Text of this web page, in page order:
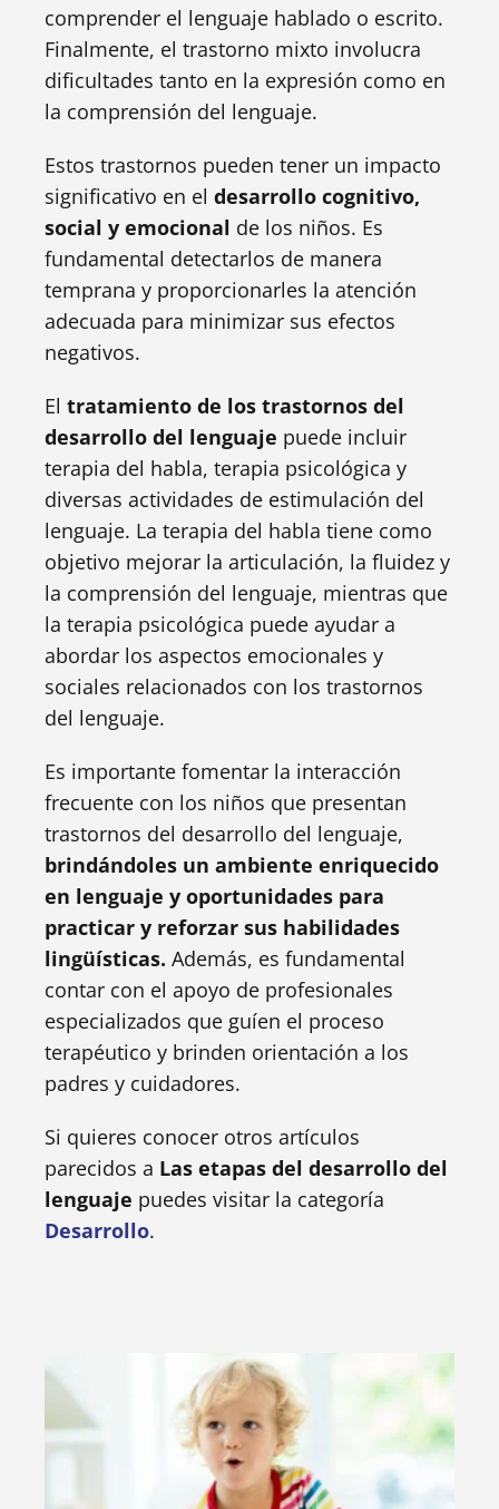
comprender el lenguaje hablado o escrito.
Finalmente, el trastorno mixto involucra
dificultades tanto en la expresión como en
la comprensión del lenguaje.
Estos trastornos pueden tener un impacto
significativo en el desarrollo cognitivo,
social y emocional de los niños. Es
fundamental detectarlos de manera
temprana y proporcionarles la atención
adecuada para minimizar sus efectos
negativos.
El tratamiento de los trastornos del
desarrollo del lenguaje puede incluir
terapia del habla, terapia psicológica y
diversas actividades de estimulación del
lenguaje. La terapia del habla tiene como
objetivo mejorar la articulación, la fluidez y
la comprensión del lenguaje, mientras que
la terapia psicológica puede ayudar a
abordar los aspectos emocionales y
sociales relacionados con los trastornos
del lenguaje.
Es importante fomentar la interacción
frecuente con los niños que presentan
trastornos del desarrollo del lenguaje,
brindándoles un ambiente enriquecido
en lenguaje y oportunidades para
practicar y reforzar sus habilidades
lingüísticas. Además, es fundamental
contar con el apoyo de profesionales
especializados que guíen el proceso
terapéutico y brinden orientación a los
padres y cuidadores.
Si quieres conocer otros artículos
parecidos a Las etapas del desarrollo del
lenguaje puedes visitar la categoría
Desarrollo.